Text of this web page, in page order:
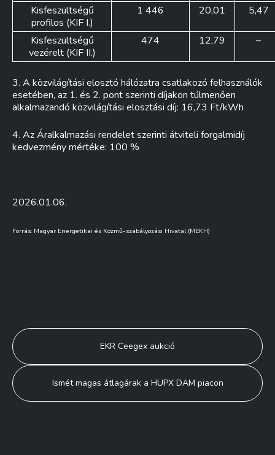
Kisfeszültségű
profilos (KIF I.)
1 446 20,01 5,47
Kisfeszültségű
vezérelt (KIF II.)
474 12,79 –
3. A közvilágítási elosztó hálózatra csatlakozó felhasználók
esetében, az 1. és 2. pont szerinti díjakon túlmenően
alkalmazandó közvilágítási elosztási díj: 16,73 Ft/kWh
4. Az Áralkalmazási rendelet szerinti átviteli forgalmidíj
kedvezmény mértéke: 100 %
2026.01.06.
Forrás: Magyar Energetikai és Közmű-szabályozási Hivatal (MEKH)
Bejegyzés
navigáció
EKR Ceegex aukció
Ismét magas átlagárak a HUPX DAM piacon